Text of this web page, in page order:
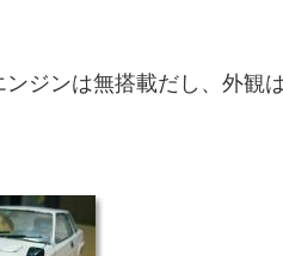
ンジンは無搭載だし、外観